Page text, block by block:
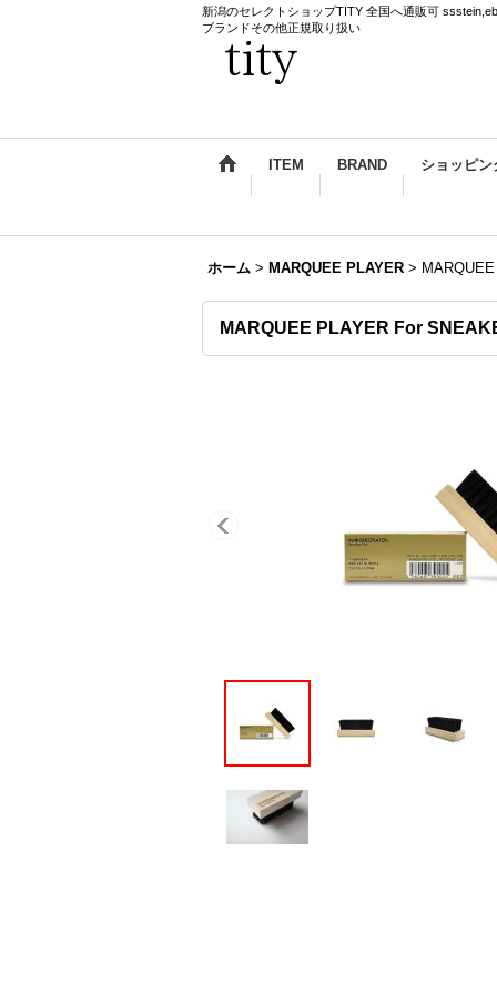
新潟のセレクトショップTITY 全国へ通販可
ブランドその他正規取り扱い
ITEM BRAND ショッピン
ホーム > MARQUEE PLAYER >
MARQUEE PLAYER For